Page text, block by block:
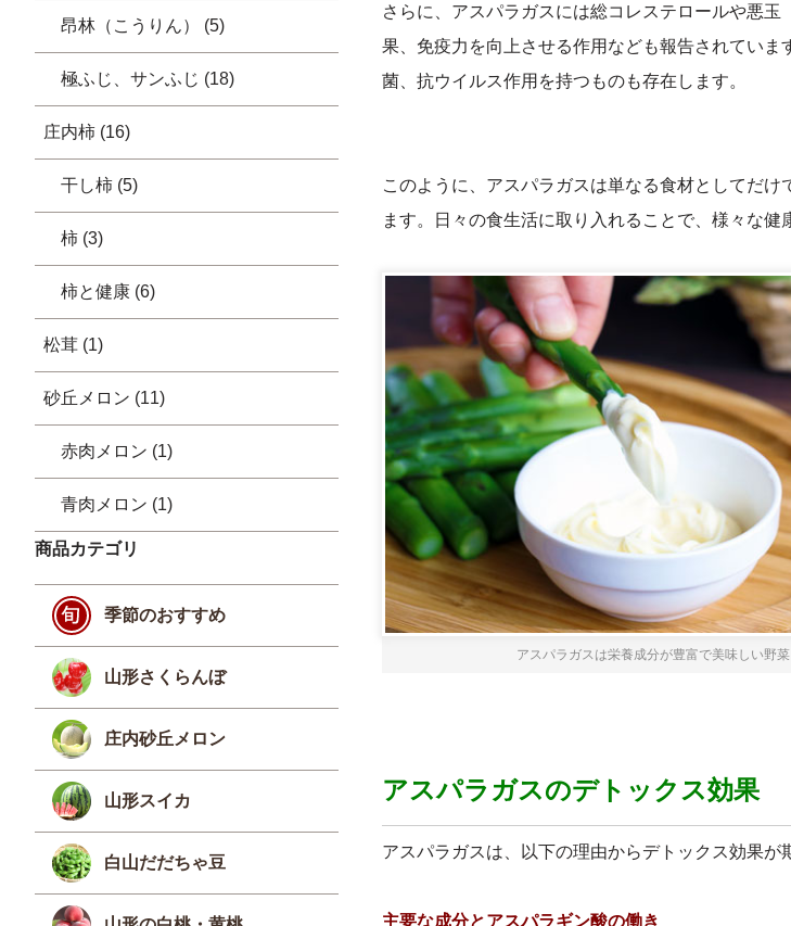
さらに、アスパラガスには総コレステロールや悪
果、免疫力を向上させる作用なども報告されてい
菌、抗ウイルス作用を持つものも存在します。
このように、アスパラガスは単なる食材としてだ
ます。日々の食生活に取り入れることで、様々な健
アスパラガスは栄養成分が豊富で美味しい野菜
アスパラガスのデトックス効果
アスパラガスは、以下の理由からデトックス効果が
主要な成分とアスパラギン酸の働き
昂林（こうりん） (5)
極ふじ、サンふじ (18)
庄内柿 (16)
干し柿 (5)
柿 (3)
柿と健康 (6)
松茸 (1)
砂丘メロン (11)
赤肉メロン (1)
青肉メロン (1)
商品カテゴリ
季節のおすすめ
山形さくらんぼ
庄内砂丘メロン
山形スイカ
白山だだちゃ豆